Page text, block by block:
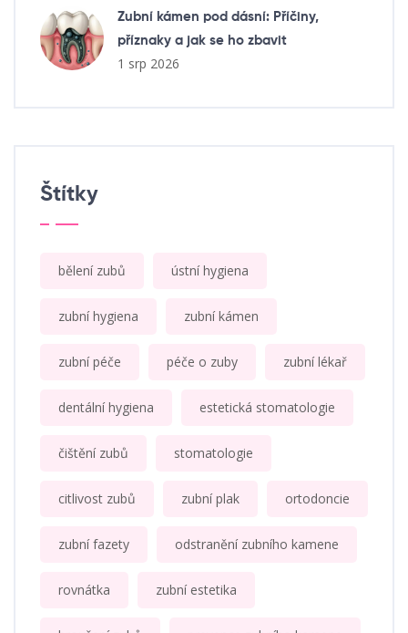
Zubní kámen pod dásní: Příčiny,
příznaky a jak se ho zbavit
1 srp 2026
Štítky
bělení zubů ústní hygiena
zubní hygiena zubní kámen
zubní péče péče o zuby zubní lékař
dentální hygiena estetická stomatologie
čištění zubů stomatologie
citlivost zubů zubní plak ortodoncie
zubní fazety odstranění zubního kamene
rovnátka zubní estetika